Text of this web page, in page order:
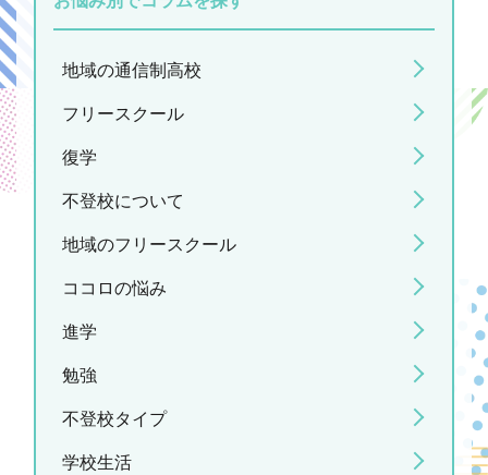
地域の通信制高校
フリースクール
復学
不登校について
地域のフリースクール
ココロの悩み
進学
勉強
不登校タイプ
学校生活